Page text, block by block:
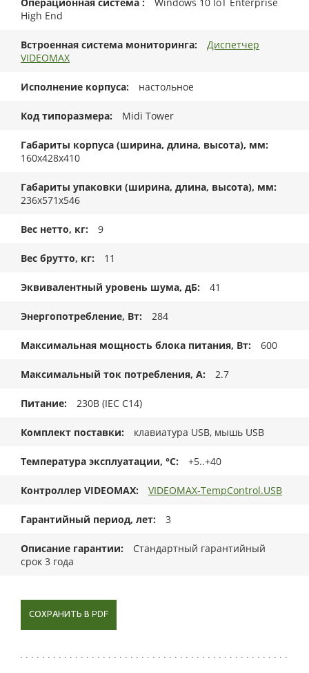
High End
Встроенная система мониторинга
Диспетчер
VIDEOMAX
Исполнение корпуса настольное
Код типоразмера Midi Tower
Габариты корпуса (ширина, длина, высота), мм
160х428х410
Габариты упаковки (ширина, длина, высота), мм
236х571х546
Вес нетто, кг 9
Вес брутто, кг 11
Эквивалентный уровень шума, дБ 41
Энергопотребление, Вт 284
Максимальная мощность блока питания, Вт 600
Максимальный ток потребления, А 2.7
Питание 230В (IEC C14)
Комплект поставки клавиатура USB, мышь USB
Температура эксплуатации, °C +5..+40
Контроллер VIDEOMAX VIDEOMAX-TempControl.USB
Гарантийный период, лет 3
Описание гарантии
Стандартный гарантийный
срок 3 года
СОХРАНИТЬ В PDF